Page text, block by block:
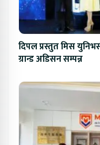
दिपल प्रस्तुत मिस
ग्रान्ड अडिसन सम्पन्न